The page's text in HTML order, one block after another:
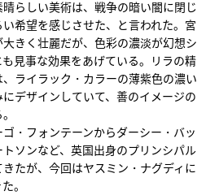
らしい美術は、戦争の暗い闇に閉じ
希望を感じさせた、と言われた。宮
きく壮麗だが、色彩の濃淡が幻想シ
見事な効果をあげている。リラの精
ライラック・カラーの薄紫色の濃い
デザインしていて、善のイメージの
・フォンテーンからダーシー・バッ
ソンなど、英国出身のプリンシパル
たが、今回はヤスミン・ナグディに
。